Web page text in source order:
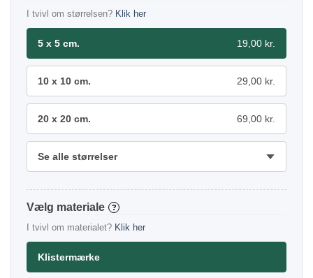
I tvivl om størrelsen? Klik her
5 x 5 cm. 19,00 kr.
10 x 10 cm. 29,00 kr.
20 x 20 cm. 69,00 kr.
Se alle størrelser
materiale ?
I tvivl om materialet? Klik her
Klistermærke